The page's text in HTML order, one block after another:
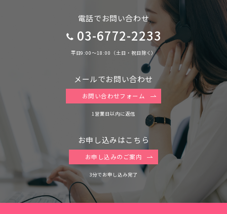
電話でお問い合わせ
03-6772-2233
平日9:00〜18:00（土日・祝日除く）
メールでお問い合わせ
お問い合わせフォーム
1営業日以内に返信
お申し込みはこちら
お申し込みのご案内
3分でお申し込み完了